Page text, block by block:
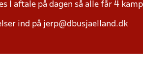
I aftale på dagen så alle får 4
ind på jerp@dbusjaelland.dk